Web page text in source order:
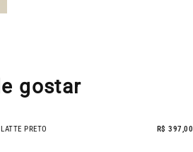
gostar
PRETO R$ 397,00